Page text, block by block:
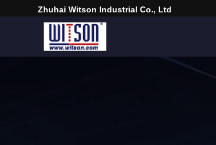
Zhuhai Witson Industrial Co., Ltd